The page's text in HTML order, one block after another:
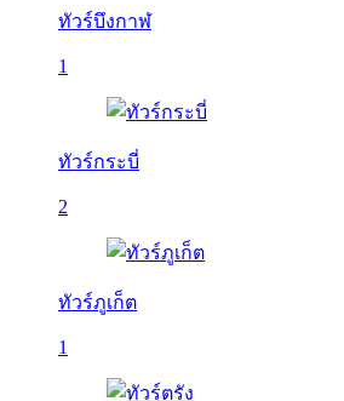
ทัวร์บึงกาฬ
1
ทัวร์กระบี่
2
ทัวร์ภูเก็ต
1